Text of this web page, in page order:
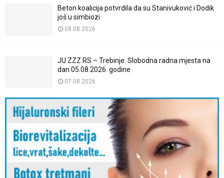
Beton koalicija potvrdila da su Stanivuković i Dodik
još u simbiozi
08.08.2026
JU ZZZ RS – Trebinje: Slobodna radna mjesta na
dan 05.08.2026. godine
07.08.2026